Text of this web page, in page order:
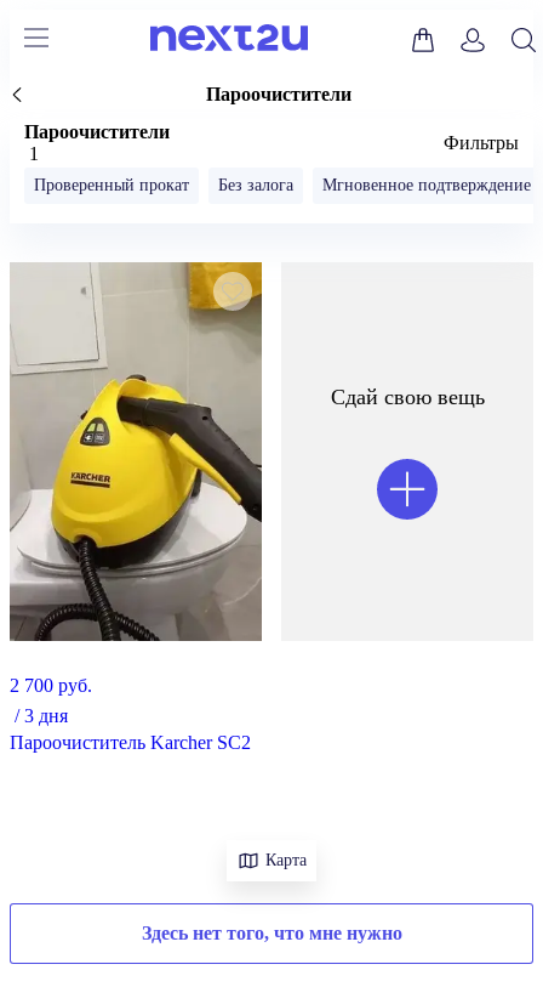
Пароочистители
Пароочистители
1
Фильтры
Проверенный прокат Без залога Мгновенное подтверждение
2 700 руб.
/3 дня
Пароочиститель Karcher SC2
Сдай свою вещь
Карта
Здесь нет того, что мне нужно